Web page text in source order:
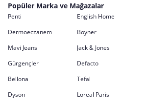
Popüler Marka ve Mağazalar
Penti English Home
Dermoeczanem
Boyner
Mavi Jeans
Jack & Jones
Gürgençler
Defacto
Bellona
Tefal
Dyson
Loreal Paris